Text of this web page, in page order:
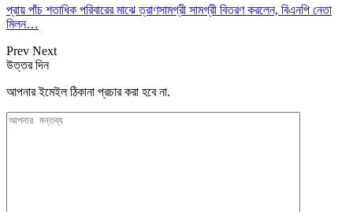
প্রায় পাঁচ শতাধিক পরিবারের মাঝে ত্রাণসামগ্রী সামগ্রী বিতরণ করলেন, বিএনপি নেতা
মিলন…
Prev Next
উত্তর দিন
আপনার ইমেইল ঠিকানা প্রচার করা হবে না.